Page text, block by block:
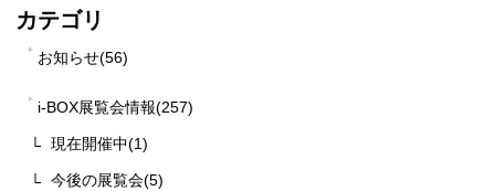
カテゴリ
お知らせ(56)
i-BOX展覧会情報(257)
現在開催中(1)
今後の展覧会(5)